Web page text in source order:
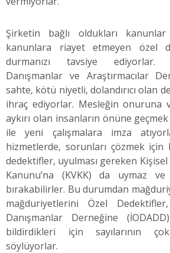
Şirketin bağlı oldukları
kanunlara riayet etmeyen özel
durmanızı tavsiye ediyorlar.
Danışmanlar ve Araştırmacılar
sahte, kötü niyetli, dolandırıcı olan
ihraç ediyorlar. Mesleğin onuruna
aykırı olan insanların önüne geçmek
ile yeni çalışmalara imza
hizmetlerde, sorunları çözmek için
dedektifler, uyulması gereken
Kanunu’na (KVKK) da uymaz
bırakabilirler. Bu durumdan
mağduriyetlerini Özel
Danışmanlar Derneğine
bildirdikleri için sayılarının
söylüyorlar.